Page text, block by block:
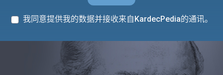
我同意提供我的数据并接收来自KardecPedia的通讯。